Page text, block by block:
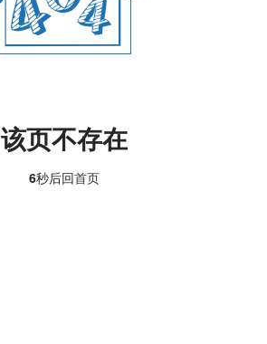
该页不存在
6秒后回首页